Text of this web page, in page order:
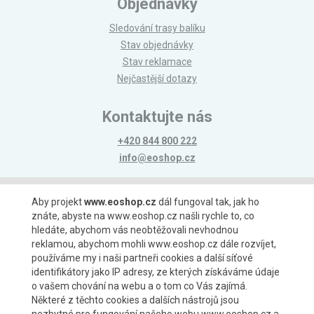
Objednávky
Sledování trasy balíku
Stav objednávky
Stav reklamace
Nejčastější dotazy
Kontaktujte nás
+420 844 800 222
info@eoshop.cz
Možnosti platby
Možnosti dopravy
Aby projektwww.eoshop.cz dál fungoval tak, jak ho
znáte, abyste na www.eoshop.cz našli rychle to, co
hledáte, abychom vás neobtěžovali nevhodnou
reklamou, abychom mohli www.eoshop.cz dále rozvíjet,
používáme my i naši partneři cookies a další síťové
identifikátory jako IP adresy, ze kterých získáváme údaje
o vašem chování na webu a o tom co Vás zajímá.
Některé z těchto cookies a dalších nástrojů jsou